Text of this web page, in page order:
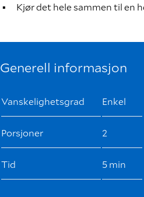
Kjør det hele sammen til en
Generell informasjon
Vanskelighetsgrad Enkel
Porsjoner 2
Tid 5 min